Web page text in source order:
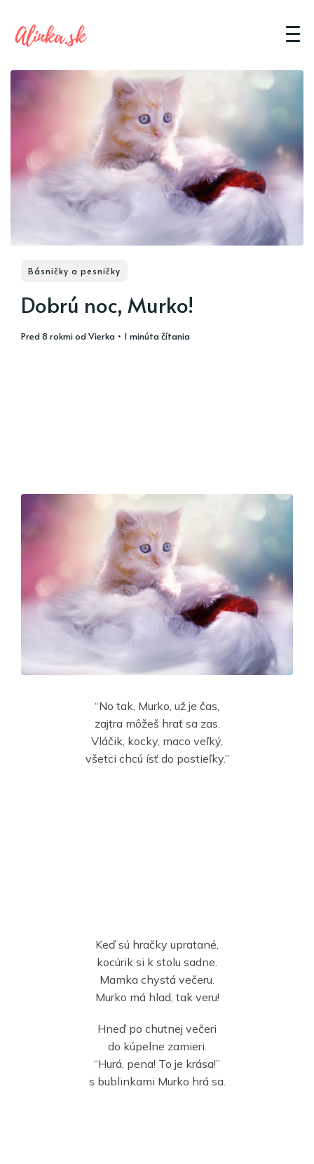
Básničky a pesničky
Dobrú noc, Murko!
pred 8 rokmiodVierka • 1 minúta čítania
“No tak, Murko, už je čas,
zajtra môžeš hrať sa zas.
Vláčik, kocky, maco veľký,
všetci chcú ísť do postieľky.”
Keď sú hračky upratané,
kocúrik si k stolu sadne.
Mamka chystá večeru.
Murko má hlad, tak veru!
Hneď po chutnej večeri
do kúpelne zamieri.
“Hurá, pena! To je krása!”
s bublinkami Murko hrá sa.